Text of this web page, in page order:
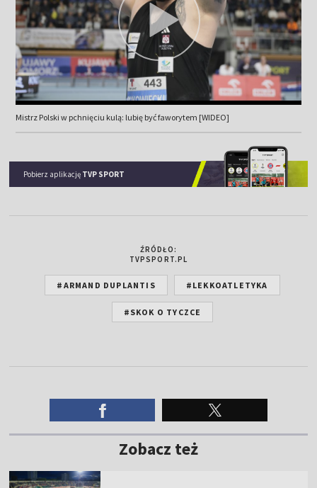
Mistrz Polski w pchnięciu kulą: lubię być faworytem [WIDEO]
Pobierz aplikację TVP SPORT
ŹRÓDŁO:
TVPSPORT.PL
#ARMAND DUPLANTIS #LEKKOATLETYKA
#SKOK O TYCZCE
Zobacz też